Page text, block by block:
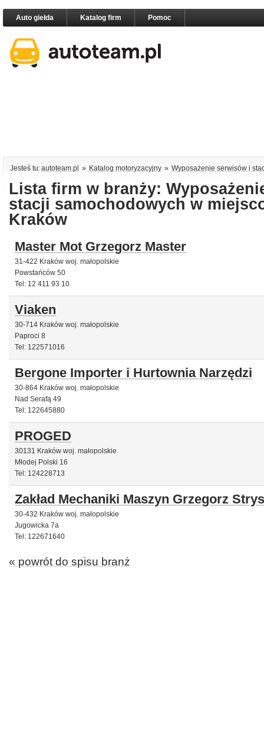
Auto giełda Katalog firm Pomoc
Jesteś tu:autoteam.pl » Katalog motoryzacyjny » Wyposażenie serwisów i
Lista firm w branży:
stacji samochodowych w
Kraków
Master Mot Grzegorz Master
31-422 Kraków woj. małopolskie
Powstańców 50
Tel: 12 411 93 10
Viaken
30-714 Kraków woj. małopolskie
Paproci 8
Tel: 122571016
Bergone Importer i Hurtownia Narzędzi
30-864 Kraków woj. małopolskie
Nad Serafą 49
Tel: 122645880
PROGED
30131 Kraków woj. małopolskie
Młodej Polski 16
Tel: 124228713
Zakład Mechaniki Maszyn Grzegorz
30-432 Kraków woj. małopolskie
Jugowicka 7a
Tel: 122671640
« powrót do spisu branż